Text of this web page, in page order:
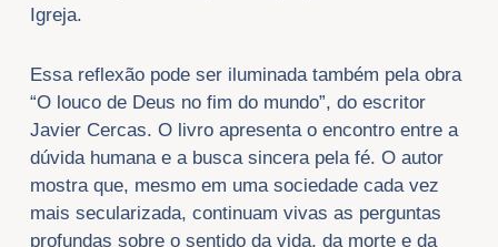
Igreja.
Essa reflexão pode ser iluminada também pela obra
“O louco de Deus no fim do mundo”, do escritor
Javier Cercas. O livro apresenta o encontro entre a
dúvida humana e a busca sincera pela fé. O autor
mostra que, mesmo em uma sociedade cada vez
mais secularizada, continuam vivas as perguntas
profundas sobre o sentido da vida, da morte e da